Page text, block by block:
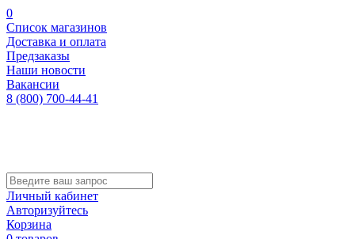
0
Список магазинов
Доставка и оплата
Предзаказы
Наши новости
Вакансии
8 (800) 700-44-41
Личный кабинет
Авторизуйтесь
Корзина